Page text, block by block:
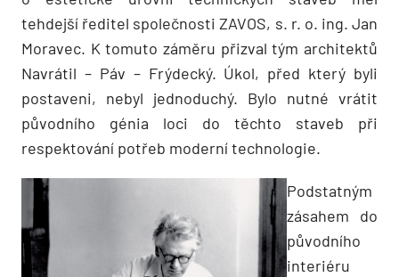
tehdejší ředitel společnosti ZAVOS, s. r. o. ing. Jan
Moravec. K tomuto záměru přizval tým architektů
Navrátil – Páv – Frýdecký. Úkol, před který byli
postaveni, nebyl jednoduchý. Bylo nutné vrátit
původního génia loci do těchto staveb při
respektování potřeb moderní technologie.
Podstatným
zásahem do
původního
interiéru